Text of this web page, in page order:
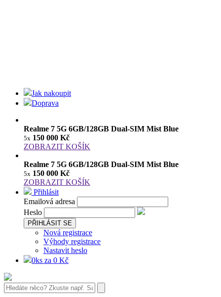
Jak nakoupit
Doprava
Realme 7 5G 6GB/128GB Dual-SIM Mist Blue
5x 150 000 Kč
ZOBRAZIT KOŠÍK
Realme 7 5G 6GB/128GB Dual-SIM Mist Blue
5x 150 000 Kč
ZOBRAZIT KOŠÍK
Přihlásit
Emailová adresa
Heslo
PŘIHLÁSIT SE
Nová registrace
Výhody registrace
Nastavit heslo
0ks za 0 Kč